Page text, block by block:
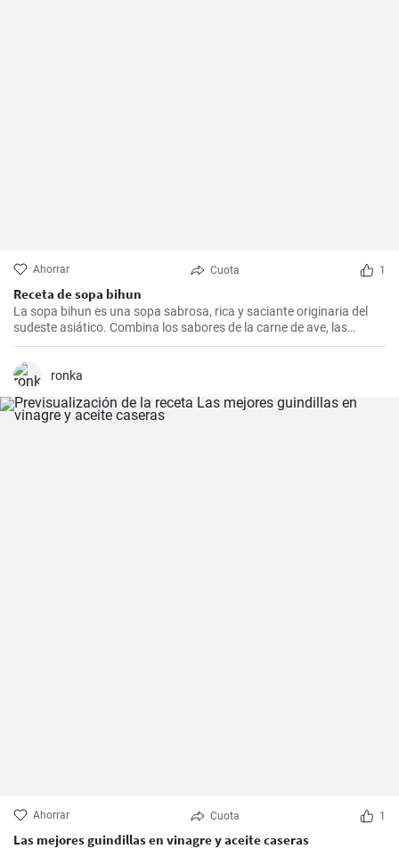
Ahorrar Cuota 1
Receta de sopa bihun
La sopa bihun es una sopa sabrosa, rica y saciante originaria del
sudeste asiático. Combina los sabores de la carne de ave, las
verduras y los fideos de arroz en una sola olla. En casa la
preparamos todas las semanas.
ronka
Ahorrar Cuota 1
Las mejores guindillas en vinagre y aceite caseras